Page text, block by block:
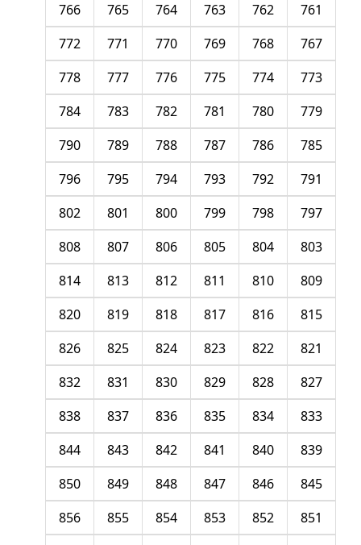
761
762
763
764
765
766
767
768
769
770
771
772
773
774
775
776
777
778
779
780
781
782
783
784
785
786
787
788
789
790
791
792
793
794
795
796
797
798
799
800
801
802
803
804
805
806
807
808
809
810
811
812
813
814
815
816
817
818
819
820
821
822
823
824
825
826
827
828
829
830
831
832
833
834
835
836
837
838
839
840
841
842
843
844
845
846
847
848
849
850
851
852
853
854
855
856